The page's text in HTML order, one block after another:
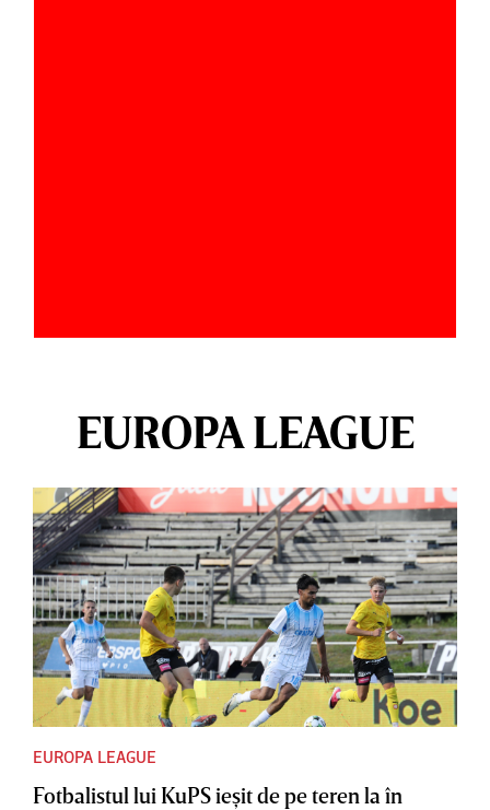
EUROPA LEAGUE
EUROPA LEAGUE
Fotbalistul lui KuPS ieşit de pe teren la în